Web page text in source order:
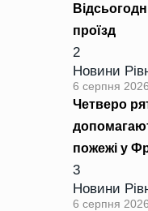
проїзд
2
Новини
6 серпня 2026
Четверо
пожежі у
3
Новини
6 серпня 2026